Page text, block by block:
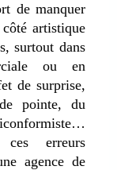
de manquer
artistique
surtout dans
ou en
de surprise,
pointe, du
erreurs
agence de